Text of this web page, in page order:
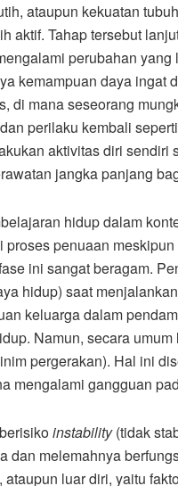
ataupun kekuatan
aktif. Tahap tersebut
perubahan
kemampuan daya ingat
di mana seseorang
perilaku kembali
aktivitas diri
jangka panjang
hidup dalam
proses penuaan
ini sangat beragam.
hidup) saat
keluarga dalam
Namun, secara
pergerakan). Hal ini
mengalami gangguan
instability(tidak
dan melemahnya
luar diri, yaitu